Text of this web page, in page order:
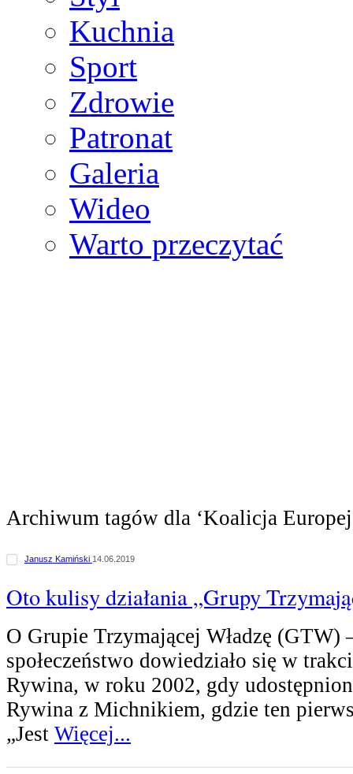
Kuchnia
Sport
Zdrowie
Patronat
Galeria
Wideo
Warto przeczytać
Archiwum tagów dla ‘Koalicja
Janusz Kamiński 14.06.2019
Oto kulisy działania „Grupy
O Grupie Trzymającej Władzę (GTW)
społeczeństwo dowiedziało się w
Rywina, w roku 2002, gdy
Rywina z Michnikiem, gdzie ten
„Jest Więcej...